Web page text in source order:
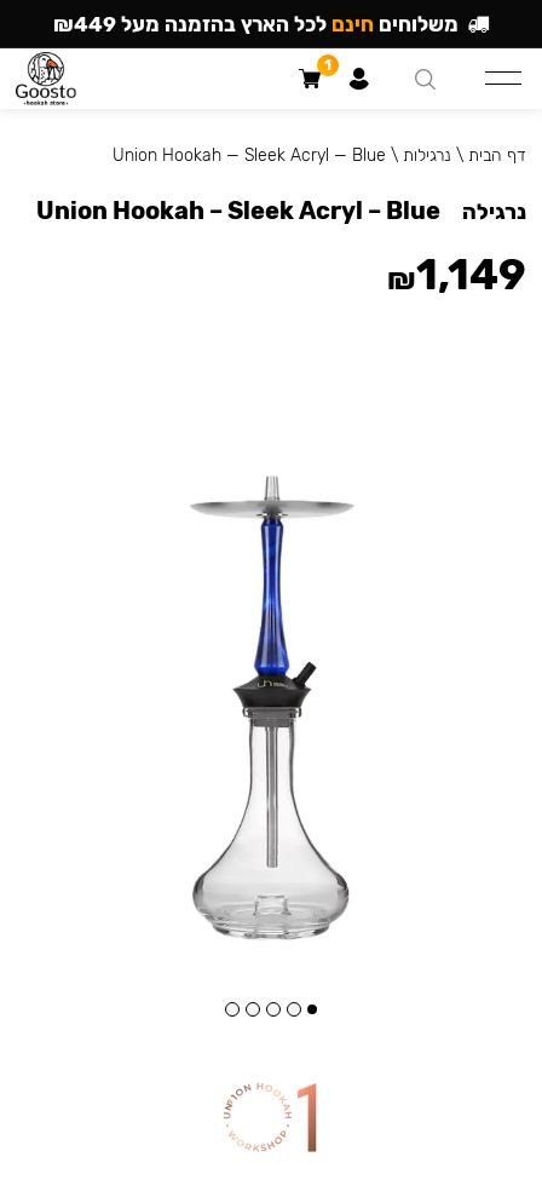
דף הבית \ נרגילות \
Union Hookah — Sleek Acryl — Blue
נרגילה Union Hookah – Sleek Acryl – Blue
₪1,149
משלוחים חינם לכל הארץ בהזמנה מעל ₪449
1